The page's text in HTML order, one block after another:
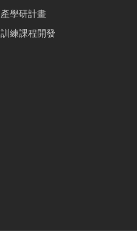
產學研計畫
訓練課程開發